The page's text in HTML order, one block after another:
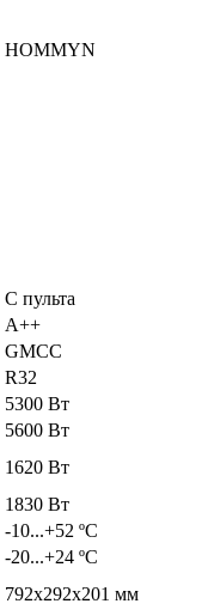
HOMMYN
С пульта
А++
GMCC
R32
5300 Вт
5600 Вт
1620 Вт
1830 Вт
-10...+52 ºС
-20...+24 ºC
792х292х201 мм